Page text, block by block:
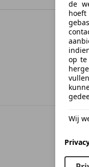
€
de
hoeft
op te
Wij